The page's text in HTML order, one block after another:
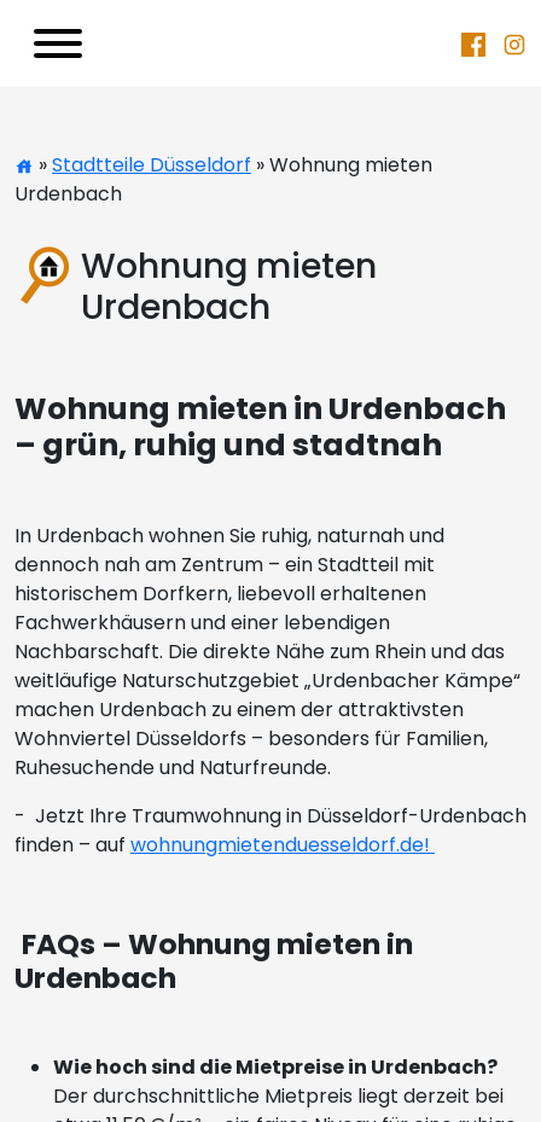
»Stadtteile Düsseldorf » Wohnung mieten
Urdenbach
Wohnung mieten
Urdenbach
Wohnung mieten in Urdenbach
– grün, ruhig und stadtnah
In Urdenbach wohnen Sie ruhig, naturnah und
dennoch nah am Zentrum – ein Stadtteil mit
historischem Dorfkern, liebevoll erhaltenen
Fachwerkhäusern und einer lebendigen
Nachbarschaft. Die direkte Nähe zum Rhein und das
weitläufige Naturschutzgebiet „Urdenbacher Kämpe“
machen Urdenbach zu einem der attraktivsten
Wohnviertel Düsseldorfs – besonders für Familien,
Ruhesuchende und Naturfreunde.
- Jetzt Ihre Traumwohnung in Düsseldorf-Urdenbach
finden – auf wohnungmietenduesseldorf.de!
FAQs – Wohnung mieten in
Urdenbach
Wie hoch sind die Mietpreise in Urdenbach?
Der durchschnittliche Mietpreis liegt derzeit bei